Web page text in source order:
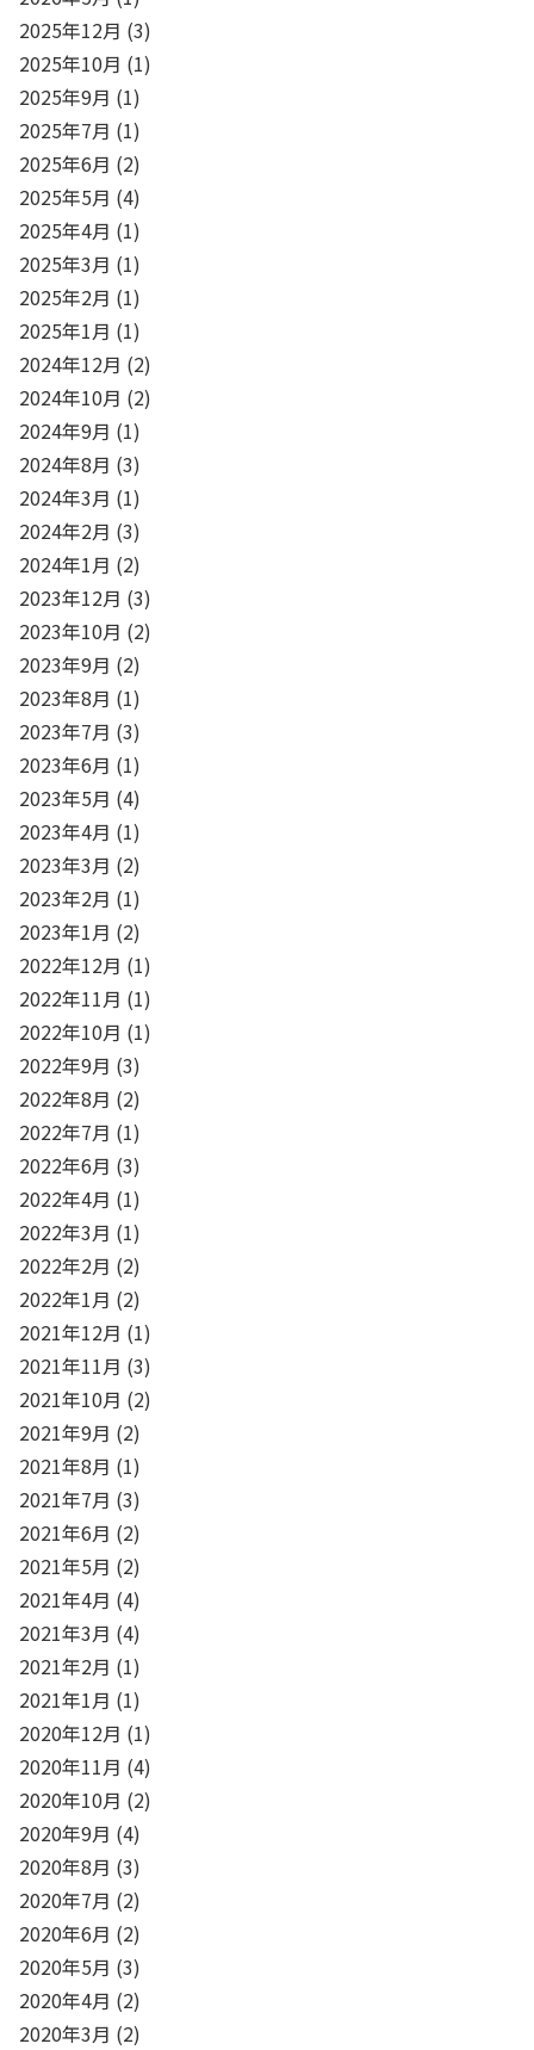
2025年12月 (3)
2025年10月 (1)
2025年9月 (1)
2025年7月 (1)
2025年6月 (2)
2025年5月 (4)
2025年4月 (1)
2025年3月 (1)
2025年2月 (1)
2025年1月 (1)
2024年12月 (2)
2024年10月 (2)
2024年9月 (1)
2024年8月 (3)
2024年3月 (1)
2024年2月 (3)
2024年1月 (2)
2023年12月 (3)
2023年10月 (2)
2023年9月 (2)
2023年8月 (1)
2023年7月 (3)
2023年6月 (1)
2023年5月 (4)
2023年4月 (1)
2023年3月 (2)
2023年2月 (1)
2023年1月 (2)
2022年12月 (1)
2022年11月 (1)
2022年10月 (1)
2022年9月 (3)
2022年8月 (2)
2022年7月 (1)
2022年6月 (3)
2022年4月 (1)
2022年3月 (1)
2022年2月 (2)
2022年1月 (2)
2021年12月 (1)
2021年11月 (3)
2021年10月 (2)
2021年9月 (2)
2021年8月 (1)
2021年7月 (3)
2021年6月 (2)
2021年5月 (2)
2021年4月 (4)
2021年3月 (4)
2021年2月 (1)
2021年1月 (1)
2020年12月 (1)
2020年11月 (4)
2020年10月 (2)
2020年9月 (4)
2020年8月 (3)
2020年7月 (2)
2020年6月 (2)
2020年5月 (3)
2020年4月 (2)
2020年3月 (2)